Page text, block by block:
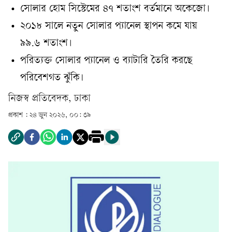
সোলার হোম সিস্টেমের ৪৭ শতাংশ বর্তমানে অকেজো।
২০১৮ সালে নতুন সোলার প্যানেল স্থাপন কমে যায়
৯৯.৬ শতাংশ।
পরিত্যক্ত সোলার প্যানেল ও ব্যাটারি তৈরি করছে
পরিবেশগত ঝুঁকি।
‎নিজস্ব প্রতিবেদক, ঢাকা‎
প্রকাশ : ২৪ জুন ২০২৬, ০০: ৩৯